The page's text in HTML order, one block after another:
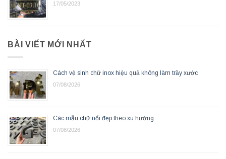
17/05/2023
BÀI VIẾT MỚI NHẤT
Cách vệ sinh chữ inox hiệu quả không làm trầy xước
07/08/2026
Các mẫu chữ nổi đẹp theo xu hướng
07/08/2026